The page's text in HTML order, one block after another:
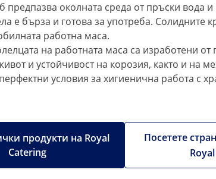
околната среда от пръски вода
е бърза и готова за употреба. Солидните
работна маса.
на работната маса са изработени от
и устойчивост на корозия, както и на
условия за хигиенична работа с
Посетете
продукти на Royal
Catering